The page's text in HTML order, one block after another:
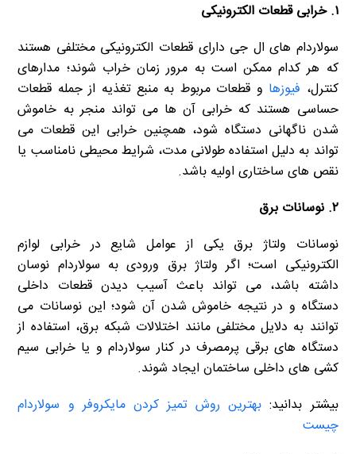
۱. خرابی قطعات الکترونیکی
سولاردام های ال جی دارای قطعات الکترونیکی مختلفی هستند
که هر کدام ممکن است به مرور زمان خراب شوند؛ مدارهای
کنترل، فیوزها و قطعات مربوط به منبع تغذیه از جمله قطعات
حساسی هستند که خرابی آن ها می تواند منجر به خاموش
شدن ناگهانی دستگاه شود، همچنین خرابی این قطعات می
تواند به دلیل استفاده طولانی مدت، شرایط محیطی نامناسب یا
نقص های ساختاری اولیه باشد.
۲. نوسانات برق
نوسانات ولتاژ برق یکی از عوامل شایع در خرابی لوازم
الکترونیکی است؛ اگر ولتاژ برق ورودی به سولاردام نوسان
داشته باشد، می تواند باعث آسیب دیدن قطعات داخلی
دستگاه و در نتیجه خاموش شدن آن شود؛ این نوسانات می
توانند به دلایل مختلفی مانند اختلالات شبکه برق، استفاده از
دستگاه های برقی پرمصرف در کنار سولاردام و یا خرابی سیم
کشی های داخلی ساختمان ایجاد شوند.
بیشتر بدانید: بهترین روش تمیز کردن مایکروفر و سولاردام
چیست